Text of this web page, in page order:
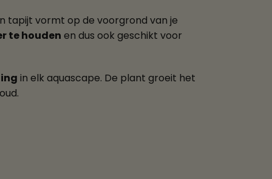
tapijt vormt op de voorgrond van je
te houden en dus ook geschikt voor
in elk aquascape. De plant groeit het